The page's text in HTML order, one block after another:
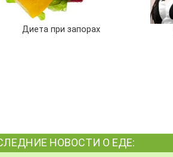
Диета при запорах
НОВОСТИ О ЕДЕ: